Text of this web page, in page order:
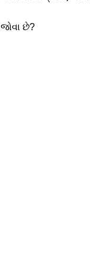
છે?